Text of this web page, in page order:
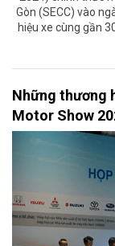
Gòn (SECC) vào
hiệu xe cùng gần
Những thương
Motor Show